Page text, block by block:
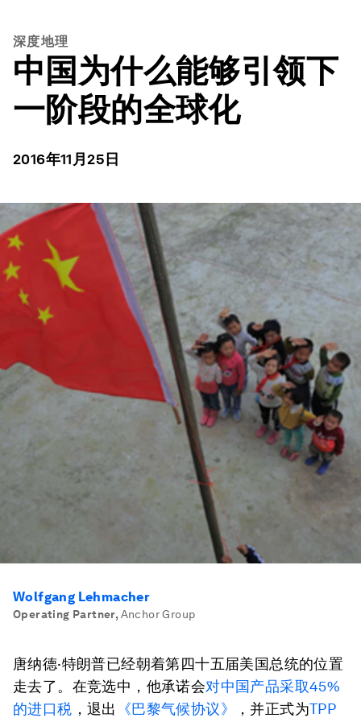
深度地理
中国为什么能够引领下
一阶段的全球化
2016年11月25日
Wolfgang Lehmacher
Operating Partner, Anchor Group
唐纳德·特朗普已经朝着第四十五届美国总统的位置
走去了。在竞选中，他承诺会对中国产品采取45%
的进口税 ，退出 《巴黎气候协议》 ，并正式为TPP